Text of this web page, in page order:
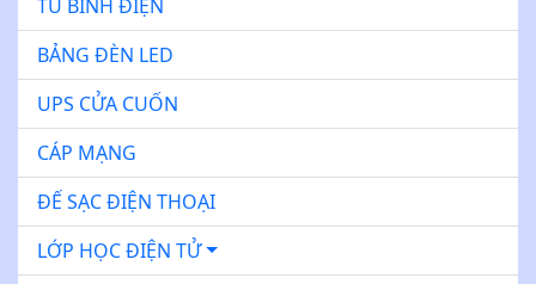
TỦ BÌNH ĐIỆN
BẢNG ĐÈN LED
UPS CỬA CUỐN
CÁP MẠNG
ĐẾ SẠC ĐIỆN THOẠI
LỚP HỌC ĐIỆN TỬ